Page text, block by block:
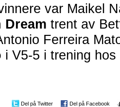
var Maikel
Dream trent av
Ferreira
i V5-5 i trening hos
Del på Twitter Del på Facebook